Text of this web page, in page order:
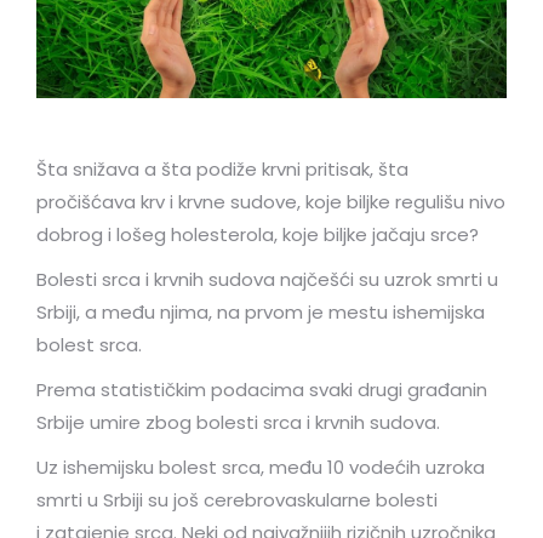
Šta snižava a šta podiže krvni pritisak, šta
pročišćava krv i krvne sudove, koje biljke regulišu nivo
dobrog i lošeg holesterola, koje biljke jačaju srce?
Bolesti srca i krvnih sudova najčešći su uzrok smrti u
Srbiji, a među njima, na prvom je mestu ishemijska
bolest srca.
Prema statističkim podacima svaki drugi građanin
Srbije umire zbog bolesti srca i krvnih sudova.
Uz ishemijsku bolest srca, među 10 vodećih uzroka
smrti u Srbiji su još cerebrovaskularne bolesti
i zatajenje srca. Neki od najvažnijih rizičnih uzročnika